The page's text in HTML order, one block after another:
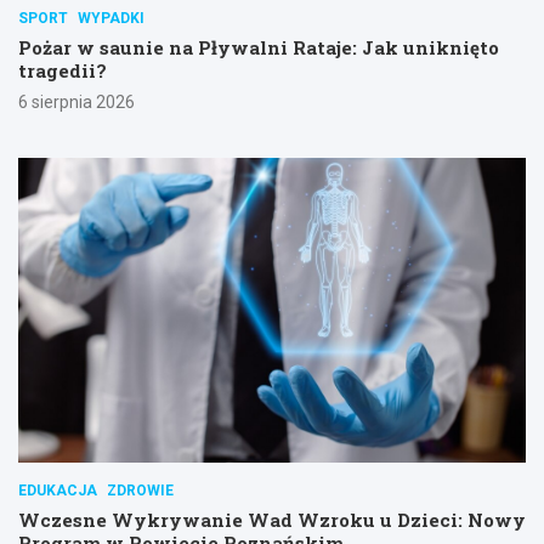
SPORT WYPADKI
Pożar w saunie na Pływalni Rataje: Jak uniknięto
tragedii?
6 sierpnia 2026
EDUKACJA ZDROWIE
Wczesne Wykrywanie Wad Wzroku u Dzieci: Nowy